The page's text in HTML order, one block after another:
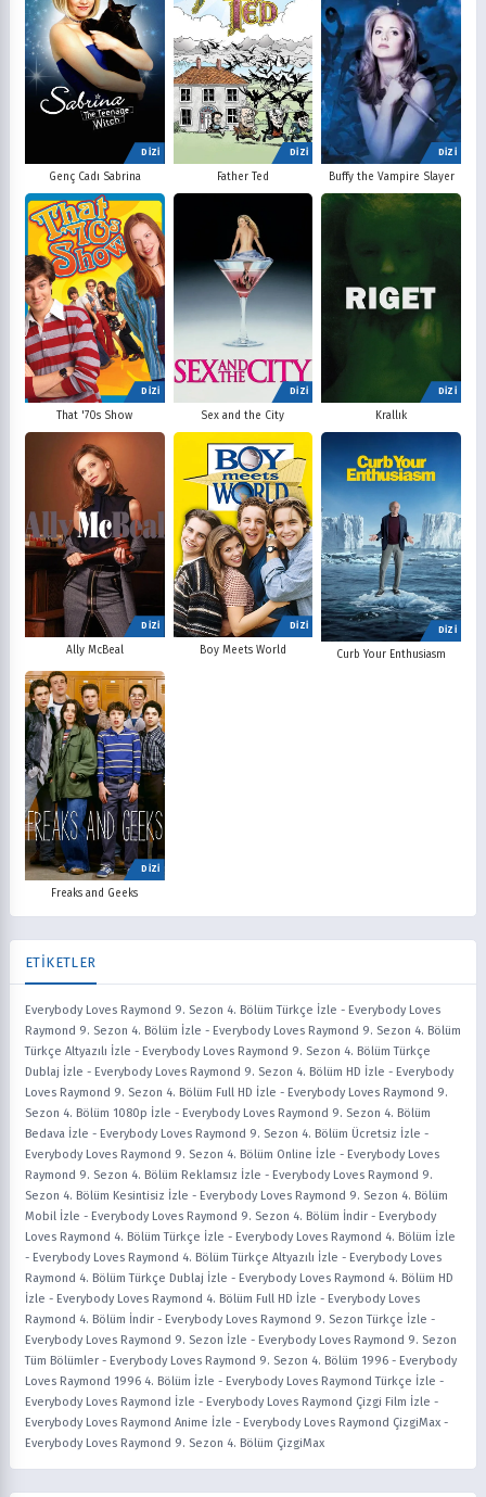
DİZİ
Genç Cadı Sabrina
DİZİ
Father Ted
DİZİ
Buffy the Vampire Slayer
DİZİ
That '70s Show
DİZİ
Sex and the City
DİZİ
Krallık
DİZİ
Ally McBeal
DİZİ
Boy Meets World
DİZİ
Curb Your Enthusiasm
DİZİ
Freaks and Geeks
ETİKETLER
Everybody Loves Raymond 9. Sezon 4. Bölüm Türkçe İzle - Everybody Loves
Raymond 9. Sezon 4. Bölüm İzle - Everybody Loves Raymond 9. Sezon 4. Bölüm
Türkçe Altyazılı İzle - Everybody Loves Raymond 9. Sezon 4. Bölüm Türkçe
Dublaj İzle - Everybody Loves Raymond 9. Sezon 4. Bölüm HD İzle - Everybody
Loves Raymond 9. Sezon 4. Bölüm Full HD İzle - Everybody Loves Raymond 9.
Sezon 4. Bölüm 1080p İzle - Everybody Loves Raymond 9. Sezon 4. Bölüm
Bedava İzle - Everybody Loves Raymond 9. Sezon 4. Bölüm Ücretsiz İzle -
Everybody Loves Raymond 9. Sezon 4. Bölüm Online İzle - Everybody Loves
Raymond 9. Sezon 4. Bölüm Reklamsız İzle - Everybody Loves Raymond 9.
Sezon 4. Bölüm Kesintisiz İzle - Everybody Loves Raymond 9. Sezon 4. Bölüm
Mobil İzle - Everybody Loves Raymond 9. Sezon 4. Bölüm İndir - Everybody
Loves Raymond 4. Bölüm Türkçe İzle - Everybody Loves Raymond 4. Bölüm İzle
- Everybody Loves Raymond 4. Bölüm Türkçe Altyazılı İzle - Everybody Loves
Raymond 4. Bölüm Türkçe Dublaj İzle - Everybody Loves Raymond 4. Bölüm HD
İzle - Everybody Loves Raymond 4. Bölüm Full HD İzle - Everybody Loves
Raymond 4. Bölüm İndir - Everybody Loves Raymond 9. Sezon Türkçe İzle -
Everybody Loves Raymond 9. Sezon İzle - Everybody Loves Raymond 9. Sezon
Tüm Bölümler - Everybody Loves Raymond 9. Sezon 4. Bölüm 1996 - Everybody
Loves Raymond 1996 4. Bölüm İzle - Everybody Loves Raymond Türkçe İzle -
Everybody Loves Raymond İzle - Everybody Loves Raymond Çizgi Film İzle -
Everybody Loves Raymond Anime İzle - Everybody Loves Raymond ÇizgiMax -
Everybody Loves Raymond 9. Sezon 4. Bölüm ÇizgiMax